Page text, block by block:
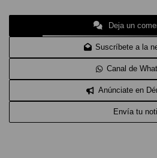
Deja un
Suscríbete a la
Canal de
Anúnciate en
Envía tu